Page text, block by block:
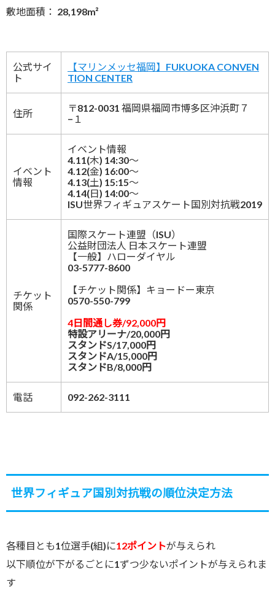
敷地面積： 28,198m²
公式サイ
ト
【マリンメッセ福岡】FUKUOKA CONVEN
TION CENTER
住所
〒812-0031 福岡県福岡市博多区沖浜町７
−１
イベント
情報
イベント情報
4.11(木) 14:30～
4.12(金) 16:00～
4.13(土) 15:15～
4.14(日) 14:00～
ISU世界フィギュアスケート国別対抗戦2019
チケット
関係
国際スケート連盟（ISU）
公益財団法人 日本スケート連盟
【一般】ハローダイヤル
03-5777-8600
【チケット関係】キョードー東京
0570-550-799
4日間通し券/92,000円
特設アリーナ/20,000円
スタンドS/17,000円
スタンドA/15,000円
スタンドB/8,000円
電話 092-262-3111
世界フィギュア国別対抗戦の順位決定方法
各種目とも1位選手(組)に12ポイントが与えられ
以下順位が下がるごとに1ずつ少ないポイントが与えられま
す